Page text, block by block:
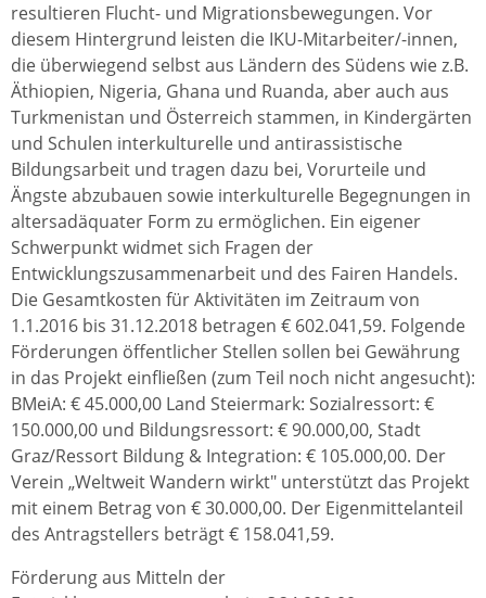
resultieren Flucht- und Migrationsbewegungen. Vor
diesem Hintergrund leisten die IKU-Mitarbeiter/-innen,
die überwiegend selbst aus Ländern des Südens wie z.B.
Äthiopien, Nigeria, Ghana und Ruanda, aber auch aus
Turkmenistan und Österreich stammen, in Kindergärten
und Schulen interkulturelle und antirassistische
Bildungsarbeit und tragen dazu bei, Vorurteile und
Ängste abzubauen sowie interkulturelle Begegnungen in
altersadäquater Form zu ermöglichen. Ein eigener
Schwerpunkt widmet sich Fragen der
Entwicklungszusammenarbeit und des Fairen Handels.
Die Gesamtkosten für Aktivitäten im Zeitraum von
1.1.2016 bis 31.12.2018 betragen € 602.041,59. Folgende
Förderungen öffentlicher Stellen sollen bei Gewährung
in das Projekt einfließen (zum Teil noch nicht angesucht):
BMeiA: € 45.000,00 Land Steiermark: Sozialressort: €
150.000,00 und Bildungsressort: € 90.000,00, Stadt
Graz/Ressort Bildung & Integration: € 105.000,00. Der
Verein „Weltweit Wandern wirkt" unterstützt das Projekt
mit einem Betrag von € 30.000,00. Der Eigenmittelanteil
des Antragstellers beträgt € 158.041,59.
Förderung aus Mitteln der